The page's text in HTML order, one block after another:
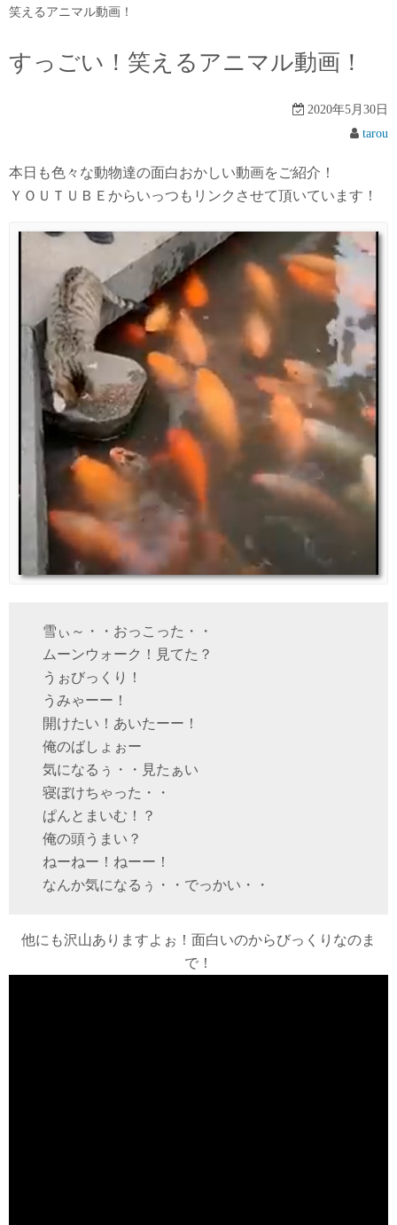
笑えるアニマル動画！
すっごい！笑えるアニマル動画！
2020年5月30日
tarou
本日も色々な動物達の面白おかしい動画をご紹介！
ＹＯＵＴＵＢＥからいっつもリンクさせて頂いています！
雪ぃ～・・おっこった・・
ムーンウォーク！見てた？
うぉびっくり！
うみゃーー！
開けたい！あいたーー！
俺のばしょぉー
気になるぅ・・見たぁい
寝ぼけちゃった・・
ぱんとまいむ！？
俺の頭うまい？
ねーねー！ねーー！
なんか気になるぅ・・でっかい・・
他にも沢山ありますよぉ！面白いのからびっくりなのま
で！